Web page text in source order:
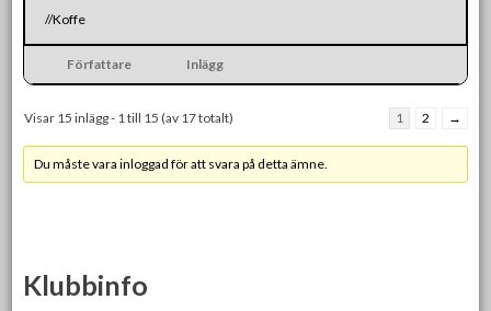
//Koffe
Författare Inlägg
Visar 15 inlägg - 1 till 15 (av 17 totalt) 1 2 →
Du måste vara inloggad för att svara på detta ämne.
Klubbinfo